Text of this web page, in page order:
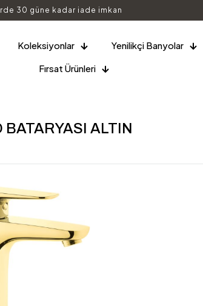
30 güne kadar iade imkan
Koleksiyonlar
Yenilikçi Banyolar
Fırsat Ürünleri
ALTIN